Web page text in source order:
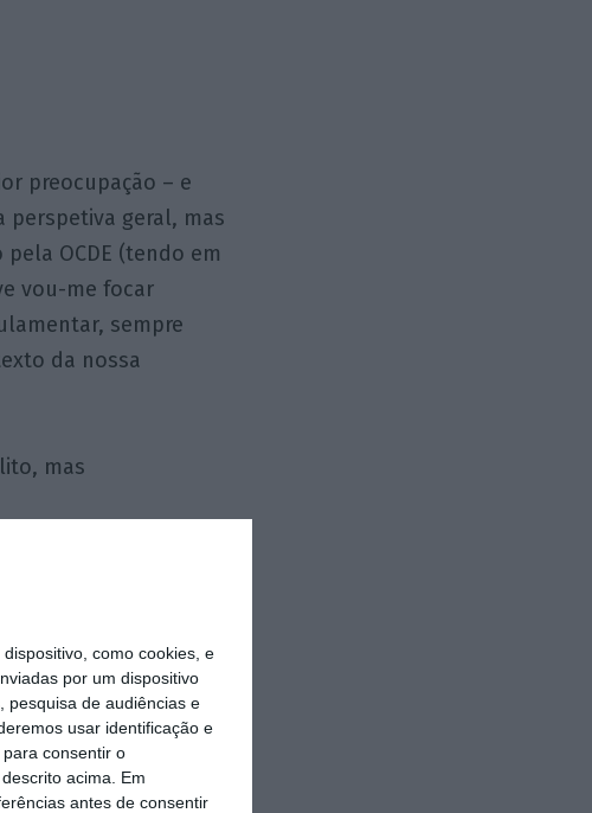
como cookies, e
por um dispositivo
pesquisa de audiências e
usar identificação e
consentir o
acima. Em
antes de consentir
preocupação – e
perspetiva geral, mas
OCDE (tendo em
vou-me focar
sempre
da nossa
mas
deverá ser
de credores no
para melhorar a
terá sido
e da pouca
e da própria